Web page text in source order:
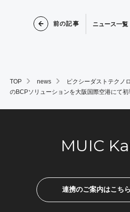
TOP news
ピクシーダストテクノ
のBCPソリューションを大阪国際空港にて初
前の記事 ニュース一覧
MUIC
連携のご案内はこち